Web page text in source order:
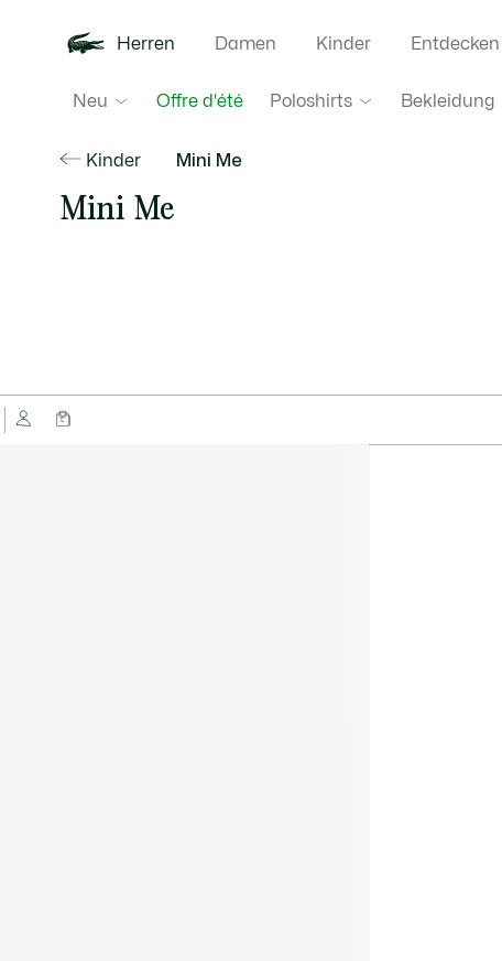
Herren
Neu Offre d'été Poloshirts Bekleidung
Damen Kinder Entdecken
Kinder Mini Me
Mini Me